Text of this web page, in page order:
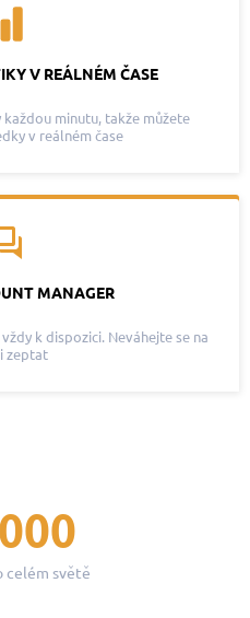
V REÁLNÉM ČASE
minutu, takže můžete
v reálném čase
MANAGER
k dispozici. Neváhejte se na
zeptat
celém světě